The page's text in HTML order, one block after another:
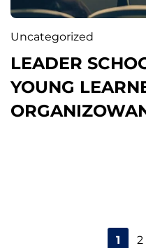
Uncategorized
LEADER
YOUNG
1 2